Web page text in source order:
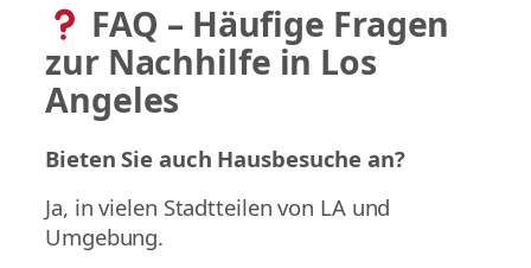
FAQ – Häufige Fragen
zur Nachhilfe in Los
Angeles
Bieten Sie auch Hausbesuche an?
Ja, in vielen Stadtteilen von LA und
Umgebung.